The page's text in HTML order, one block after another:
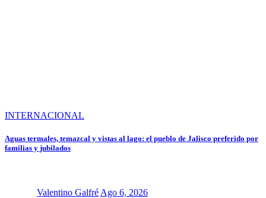
INTERNACIONAL
Aguas termales, temazcal y vistas al lago: el pueblo de Jalisco preferido por
familias y jubilados
Valentino Galfré Ago 6, 2026